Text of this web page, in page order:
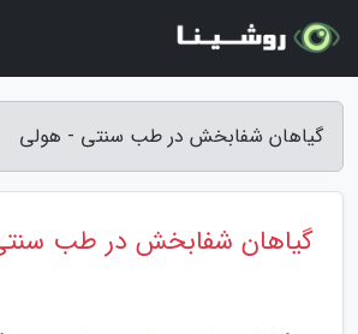
گیاهان شفابخش در طب سنتی - هولی
گیاهان شفابخش در طب